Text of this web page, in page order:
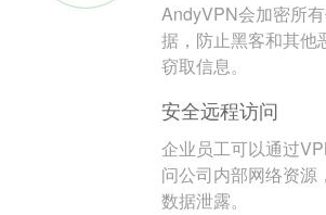
AndyVPN会加密所
据，防止黑客和其他
窃取信息。
安全远程访问
企业员工可以通过
问公司内部网络资源
数据泄露。